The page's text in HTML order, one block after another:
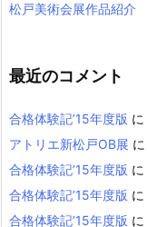
松戸美術会展作品紹介
最近のコメント
合格体験記’15年度版 に
アトリエ新松戸OB展 に
合格体験記’15年度版 に
合格体験記’15年度版 に
合格体験記’15年度版 に